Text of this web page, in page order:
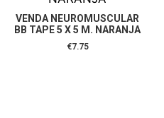
VENDA NEUROMUSCULAR
BB TAPE 5 X 5 M. NARANJA
€7.75